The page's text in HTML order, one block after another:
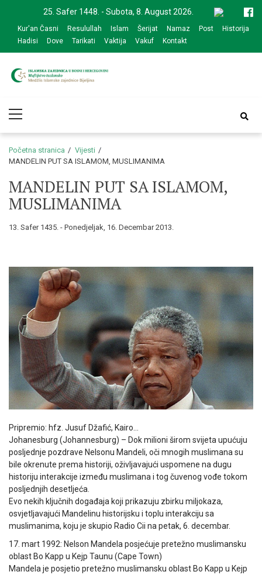
navigation
content
25. Safer 1448. - Subota, 8. August 2026.
Kur'an Časni Resulullah Islam Šerijat Namaz Post
Historija
Hadisi
Dove Tarikati Vaktija Vakuf Kontakt
zajednice Bijeljina
Menu
Početna stranica
Vijesti
MANDELIN PUT SA ISLAMOM, MUSLIMANIMA
MANDELIN PUT SA ISLAMOM,
MUSLIMANIMA
13. Safer 1435. - Ponedjeljak, 16. Decembar 2013.
Pripremio: hfz. Jusuf Džafić, Kairo…
Johanesburg (Johannesburg) – Dok milioni širom svijeta upućuju
posljednje pozdrave Nelsonu Mandeli, oči mnogih muslimana su
bile okrenute prema historiji, oživljavajući uspomene na dugu
historiju interakcije između muslimana i tog čuvenog vođe tokom
posljednjih desetljeća.
Evo nekih ključnih događaja koji prikazuju zbirku miljokaza,
osvjetljavajući Mandelinu historijsku i toplu interakciju sa
muslimanima, koju je skupio Radio Cii na petak, 6. decembar.
17. mart 1992: Nelson Mandela posjećuje pretežno muslimansku
oblast Bo Kapp u Kejp Taunu (Cape Town)
Mandela je posjetio pretežno muslimansku oblast Bo Kapp u Kejp